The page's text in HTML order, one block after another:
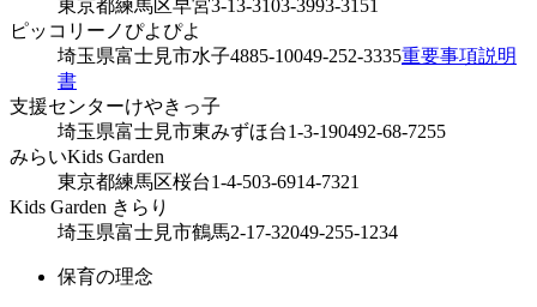
東京都練馬区早宮3-13-3103-3993-3151
ピッコリーノぴよぴよ
埼玉県富士見市水子4885-10049-252-3335重要事項説明
書
支援センターけやきっ子
埼玉県富士見市東みずほ台1-3-190492-68-7255
みらいKids Garden
東京都練馬区桜台1-4-503-6914-7321
Kids Garden きらり
埼玉県富士見市鶴馬2-17-32049-255-1234
保育の理念